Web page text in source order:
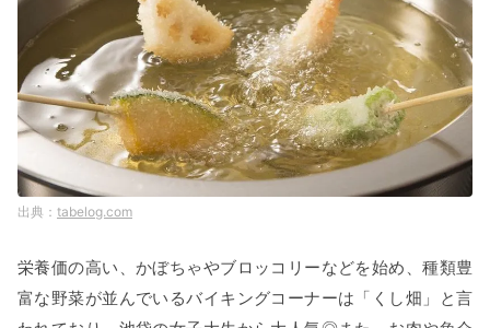
tabelog.com
栄養価の高い、かぼちゃやブロッコリーなどを始め、種類豊
富な野菜が並んでいるバイキングコーナーは「くし畑」と言